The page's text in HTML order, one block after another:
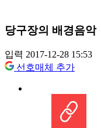
당구장의 배경음악
입력 2017-12-28 15:53
선호매체 추가